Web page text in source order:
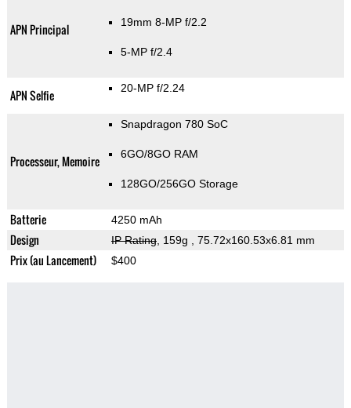
APN Principal 19mm 8-MP f/2.2
5-MP f/2.4
APN Selfie 20-MP f/2.24
Processeur, Memoire
Snapdragon 780 SoC
6GO/8GO RAM
128GO/256GO Storage
Batterie 4250 mAh
Design IP Rating, 159g , 75.72x160.53x6.81 mm
Prix (au Lancement) $400